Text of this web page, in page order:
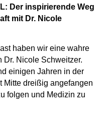
Der inspirierende Weg
mit Dr. Nicole
haben wir eine wahre
Dr. Nicole Schweitzer.
einigen Jahren in der
Mitte dreißig angefangen
folgen und Medizin zu